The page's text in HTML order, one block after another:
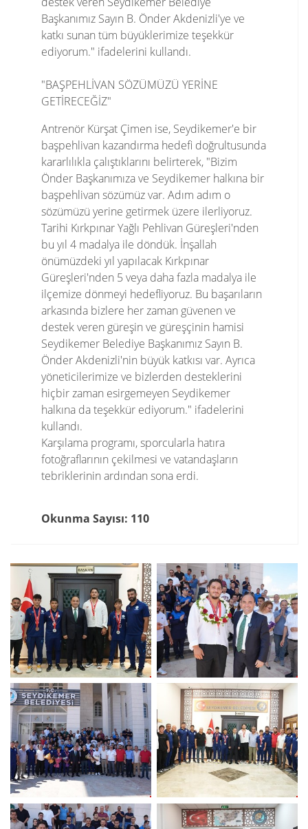
Başkanımız Sayın B. Önder Akdenizli'ye ve
katkı sunan tüm büyüklerimize teşekkür
ediyorum." ifadelerini kullandı.
"BAŞPEHLİVAN SÖZÜMÜZÜ YERİNE
GETİRECEĞİZ"
Antrenör Kürşat Çimen ise, Seydikemer'e bir
başpehlivan kazandırma hedefi doğrultusunda
kararlılıkla çalıştıklarını belirterek, "Bizim
Önder Başkanımıza ve Seydikemer halkına bir
başpehlivan sözümüz var. Adım adım o
sözümüzü yerine getirmek üzere ilerliyoruz.
Tarihi Kırkpınar Yağlı Pehlivan Güreşleri'nden
bu yıl 4 madalya ile döndük. İnşallah
önümüzdeki yıl yapılacak Kırkpınar
Güreşleri'nden 5 veya daha fazla madalya ile
ilçemize dönmeyi hedefliyoruz. Bu başarıların
arkasında bizlere her zaman güvenen ve
destek veren güreşin ve güreşçinin hamisi
Seydikemer Belediye Başkanımız Sayın B.
Önder Akdenizli'nin büyük katkısı var. Ayrıca
yöneticilerimize ve bizlerden desteklerini
hiçbir zaman esirgemeyen Seydikemer
halkına da teşekkür ediyorum." ifadelerini
kullandı.
Karşılama programı, sporcularla hatıra
fotoğraflarının çekilmesi ve vatandaşların
tebriklerinin ardından sona erdi.
Okunma Sayısı: 110